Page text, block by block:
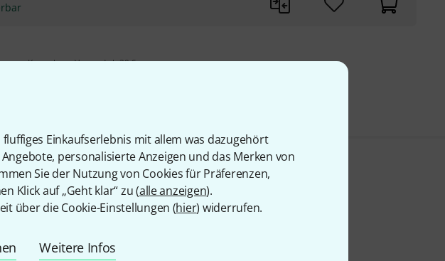
Einkaufserlebnis mit allem was dazugehört
personalisierte Anzeigen und das Merken von
Sie der Nutzung von Cookies für Präferenzen,
Klick auf „Geht klar“ zu (alle anzeigen).
über die Cookie-Einstellungen (hier) widerrufen.
Weitere Infos
Kostenloser Versand ab 29 €
sehen?